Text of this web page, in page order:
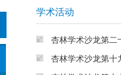
学术活动
杏林学术沙龙第二
杏林学术沙龙第